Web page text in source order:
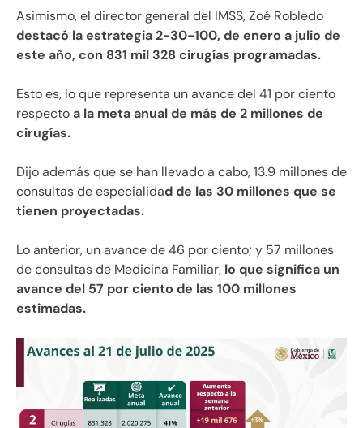
Asimismo, el director general del IMSS, Zoé Robledo
destacó la estrategia 2-30-100, de enero a julio de
este año, con 831 mil 328 cirugías programadas.
Esto es, lo que representa un avance del 41 por ciento
respectoa la meta anual de más de 2 millones de
cirugías.
Dijo además que se han llevado a cabo, 13.9 millones de
consultas de especialidad de las 30 millones que se
tienen proyectadas.
Lo anterior, un avance de 46 por ciento; y 57 millones
de consultas de Medicina Familiar, lo que significa un
avance del 57 por ciento de las 100 millones
estimadas.